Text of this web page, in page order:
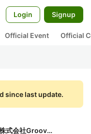
Login Signup
Official Event Official
since last update.
株式会社Grooves